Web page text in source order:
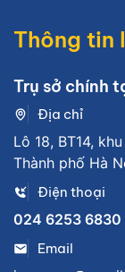
Thông tin
Trụ sở chính
Địa chỉ
Lô 18, BT14,
Thành phố Hà
Điện thoại
024 6253 6830
Email